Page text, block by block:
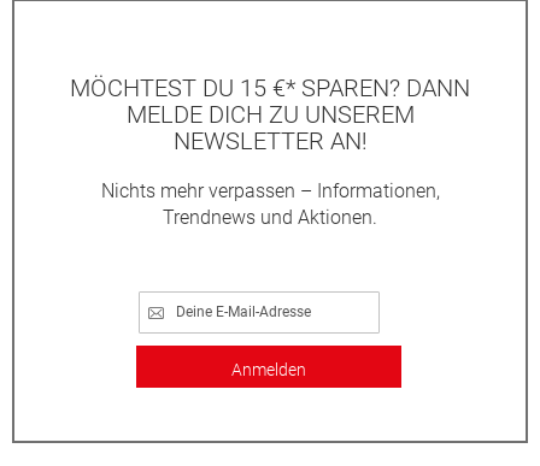
MÖCHTEST DU 15 €* SPAREN? DANN
MELDE DICH ZU UNSEREM
NEWSLETTER AN!
Nichts mehr verpassen – Informationen,
Trendnews und Aktionen.
Anmelden